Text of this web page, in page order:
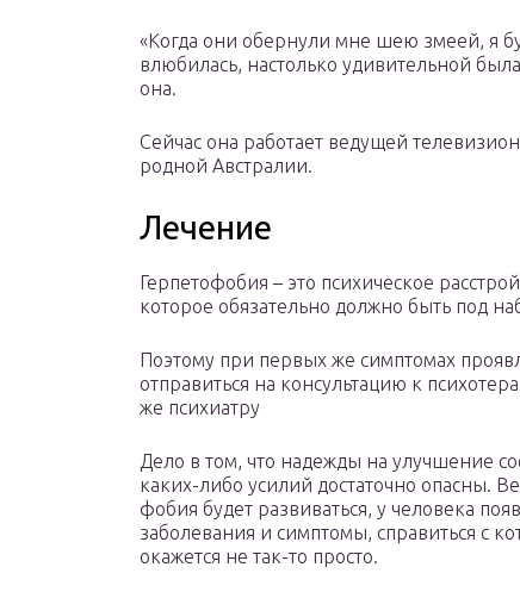
«Когда они обернули мне шею змеей, я
влюбилась, настолько удивительной
она.
Сейчас она работает ведущей
родной Австралии.
Лечение
Герпетофобия – это психическое
которое обязательно должно быть под
Поэтому при первых же симптомах
отправиться на консультацию к
же психиатру
Дело в том, что надежды на улучшение
каких-либо усилий достаточно опасны.
фобия будет развиваться, у человека
заболевания и симптомы, справиться с
окажется не так-то просто.